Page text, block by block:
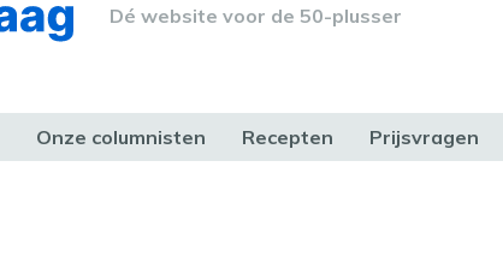
Dé website voor de 50-plusser
Onze columnisten Recepten Prijsvragen